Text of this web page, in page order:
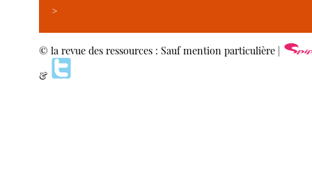
>
© la revue des ressources : Sauf mention particulière |
&